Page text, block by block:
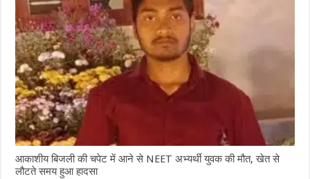
आकाशीय बिजली की चपेट में आने से NEET अभ्यर्थी युवक की मौत, खेत से
लौटते समय हुआ हादसा